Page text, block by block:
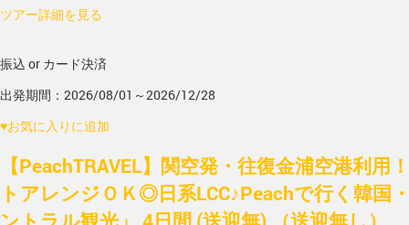
ツアー詳細を見る
振込 or カード決済
出発期間：2026/08/01～2026/12/28
♥お気に入りに追加
【PeachTRAVEL】関空発・往復金浦空港利用
トアレンジＯＫ◎日系LCC♪Peachで行く韓国